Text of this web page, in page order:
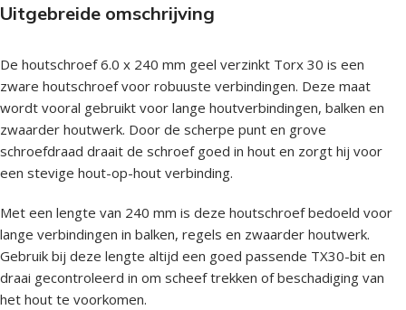
Uitgebreide omschrijving
De houtschroef 6.0 x 240 mm geel verzinkt Torx 30 is een
zware houtschroef voor robuuste verbindingen. Deze maat
wordt vooral gebruikt voor lange houtverbindingen, balken en
zwaarder houtwerk. Door de scherpe punt en grove
schroefdraad draait de schroef goed in hout en zorgt hij voor
een stevige hout-op-hout verbinding.
Met een lengte van 240 mm is deze houtschroef bedoeld voor
lange verbindingen in balken, regels en zwaarder houtwerk.
Gebruik bij deze lengte altijd een goed passende TX30-bit en
draai gecontroleerd in om scheef trekken of beschadiging van
het hout te voorkomen.